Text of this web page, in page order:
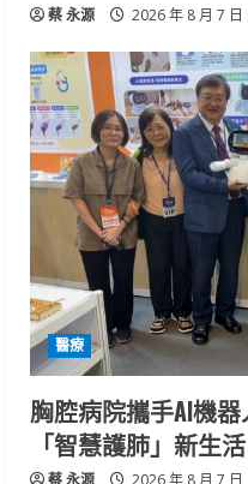
蔡 永源 2026 年 8 月 7 日
醫療
胸腔病院攜手AI機
「智慧護肺」新生活